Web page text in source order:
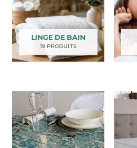
LINGE DE BAIN
19 PRODUITS